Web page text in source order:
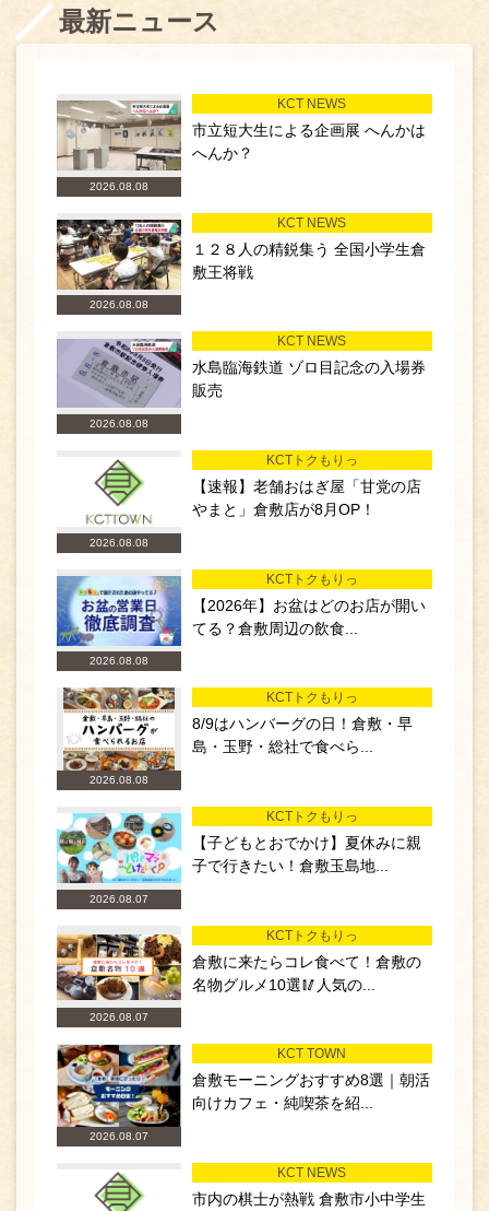
最新ニュース
2026.08.08
KCT NEWS
市立短大生による企画展 へんかは
へんか？
2026.08.08
KCT NEWS
１２８人の精鋭集う 全国小学生倉
敷王将戦
2026.08.08
KCT NEWS
水島臨海鉄道 ゾロ目記念の入場券
販売
2026.08.08
KCTトクもりっ
【速報】老舗おはぎ屋「甘党の店
やまと」倉敷店が8月OP！
2026.08.08
KCTトクもりっ
【2026年】お盆はどのお店が開い
てる？倉敷周辺の飲食...
2026.08.08
KCTトクもりっ
8/9はハンバーグの日！倉敷・早
島・玉野・総社で食べら...
2026.08.07
KCTトクもりっ
【子どもとおでかけ】夏休みに親
子で行きたい！倉敷玉島地...
2026.08.07
KCTトクもりっ
倉敷に来たらコレ食べて！倉敷の
名物グルメ10選🥢人気の...
2026.08.07
KCT TOWN
倉敷モーニングおすすめ8選｜朝活
向けカフェ・純喫茶を紹...
KCT NEWS
市内の棋士が熱戦 倉敷市小中学生